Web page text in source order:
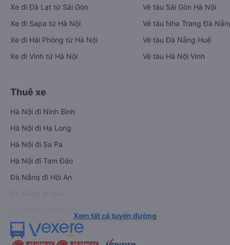
Xe đi Đà Lạt từ Sài Gòn
Xe đi Sapa từ Hà Nội
Xe đi Hải Phòng từ Hà Nội
Xe đi Vinh từ Hà Nội
Vé tàu Sài Gòn Hà Nội
Vé tàu Nha Trang Đà
Vé tàu Đà Nẵng Huế
Vé tàu Hà Nội Vinh
Thuê xe
Hà Nội đi Ninh Bình
Hà Nội đi Hạ Long
Hà Nội đi Sa Pa
Hà Nội đi Tam Đảo
Đà Nẵng đi Hội An
Xem tất cả tuyến đường